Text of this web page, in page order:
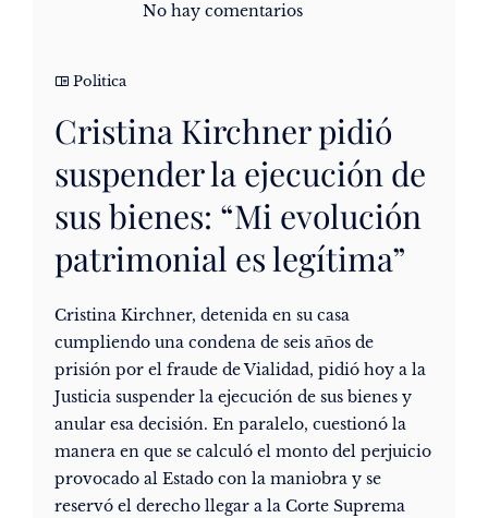
No hay comentarios
Politica
Cristina Kirchner pidió
suspender la ejecución de
sus bienes: “Mi evolución
patrimonial es legítima”
Cristina Kirchner, detenida en su casa
cumpliendo una condena de seis años de
prisión por el fraude de Vialidad, pidió hoy a la
Justicia suspender la ejecución de sus bienes y
anular esa decisión. En paralelo, cuestionó la
manera en que se calculó el monto del perjuicio
provocado al Estado con la maniobra y se
reservó el derecho llegar a la Corte Suprema